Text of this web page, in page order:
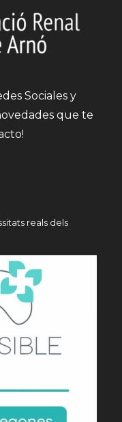
Sociales y
que te
reals dels